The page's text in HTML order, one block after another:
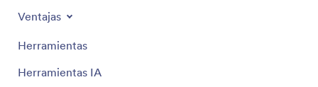
Ventajas
Herramientas
Herramientas IA